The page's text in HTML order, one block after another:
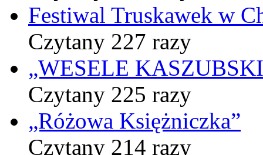
Festiwal Truskawek w
Czytany 227 razy
„WESELE
Czytany 225 razy
„Różowa Księżniczka”
Czytany 214 razy